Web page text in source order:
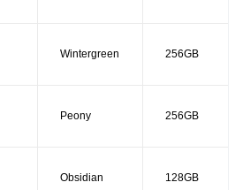
Wintergreen 256GB
Peony 256GB
Obsidian 128GB